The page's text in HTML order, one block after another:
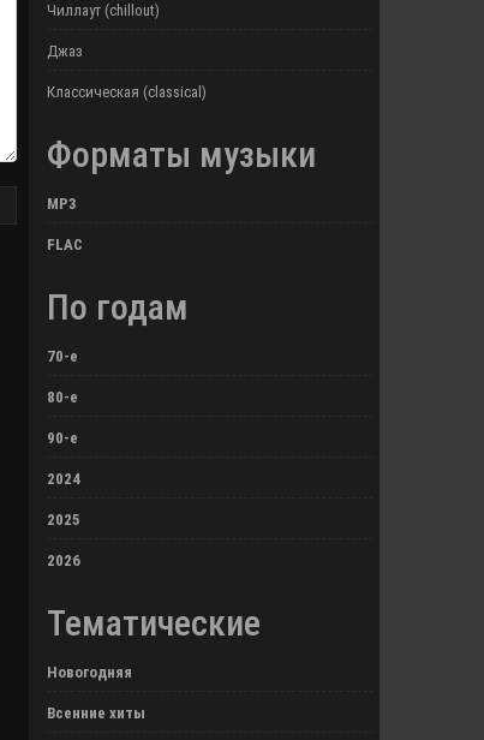
Чиллаут (chillout)
Джаз
Классическая (classical)
Форматы музыки
MP3
FLAC
По годам
70-е
80-е
90-е
2024
2025
2026
Тематические
Новогодняя
Всенние хиты